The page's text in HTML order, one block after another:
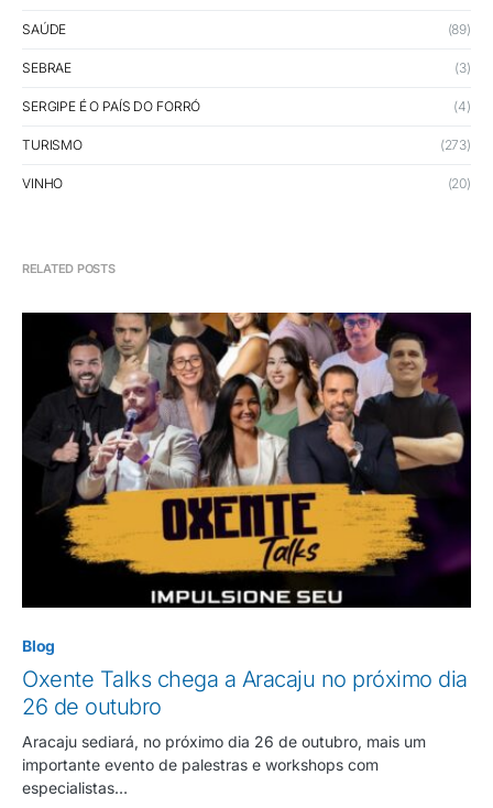
SAÚDE (89)
SEBRAE (3)
SERGIPE É O PAÍS DO FORRÓ (4)
TURISMO (273)
VINHO (20)
RELATED POSTS
Blog
Oxente Talks chega a Aracaju no próximo dia
26 de outubro
Aracaju sediará, no próximo dia 26 de outubro, mais um
importante evento de palestras e workshops com
especialistas…